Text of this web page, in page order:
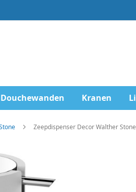
Douchewanden Kranen
Zeepdispenser Decor Walther